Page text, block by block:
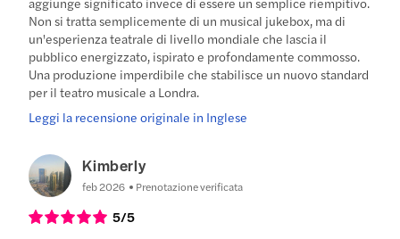
Non si tratta semplicemente di un musical jukebox, ma di
un'esperienza teatrale di livello mondiale che lascia il
pubblico energizzato, ispirato e profondamente commosso.
Una produzione imperdibile che stabilisce un nuovo standard
per il teatro musicale a Londra.
Leggi la recensione originale in Inglese
Kimberly
feb 2026 Prenotazione verificata
5/5